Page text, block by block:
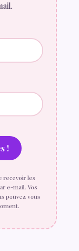
recevoir les
e-mail. Vos
pouvez vous